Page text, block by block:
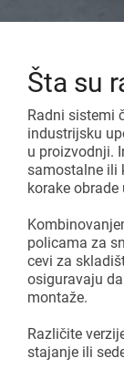
Karakuri
Bele table
FIFO
Šta su
Radni sistemi
industrijsku
u proizvodnji.
samostalne ili
korake
policama za
cevi za
osiguravaju
montaže.
Različite
stajanje ili